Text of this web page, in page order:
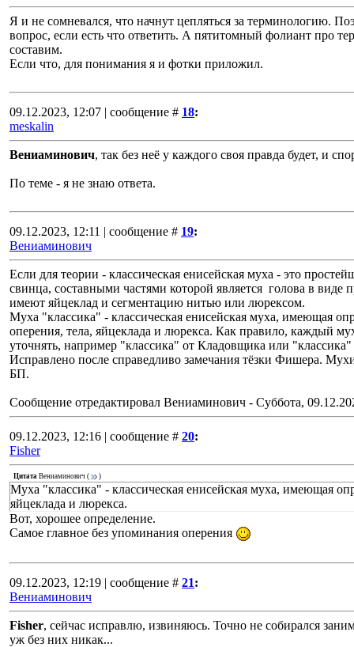
Я и не сомневался, что начнут цепляться за терминологию.
вопрос, если есть что ответить. А пятитомный фолиант про
составим.
Если что, для понимания я и фотки приложил.
09.12.2023, 12:07 | сообщение # 18:
meskalin
Вениаминович, так без неё у каждого своя правда будет, и
По теме - я не знаю ответа.
09.12.2023, 12:11 | сообщение # 19:
Вениаминович
Если для теории - классическая енисейская муха - это
свинца, составными частями которой является голова в
имеют яйцеклад и сегментацию нитью или люрексом.
Муха "классика" - классическая енисейская муха, имеющая
оперения, тела, яйцеклада и люрекса. Как правило, каждый
уточнять, например "классика" от Кладовщика или "классика"
Исправлено после справедливо замечания тёзки Фишера.
БП.
Сообщение отредактировал Вениаминович - Суббота,
09.12.2023, 12:16 | сообщение # 20:
Fisher
Цитата Вениаминович ( )
Муха "классика" - классическая енисейская муха, имеющая
яйцеклада и люрекса.
Вот, хорошее определение.
Самое главное без упоминания оперения
09.12.2023, 12:19 | сообщение # 21:
Вениаминович
Fisher, сейчас исправлю, извиняюсь. Точно не собирался
уж без них никак...